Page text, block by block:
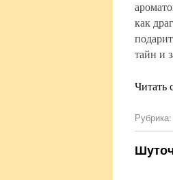
как
тайн и
Читать
Рубрика: